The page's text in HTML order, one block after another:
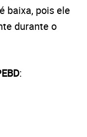
baixa, pois ele
durante o
: